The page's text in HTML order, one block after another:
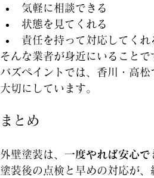
気軽に相談できる
状態を見てくれる
責任を持って対応してくれ
そんな業者が身近にいることで
バズペイントでは、香川・高
大切にしています。
まとめ
外壁塗装は、 一度やれば安心で
塗装後の点検と早めの対応が、